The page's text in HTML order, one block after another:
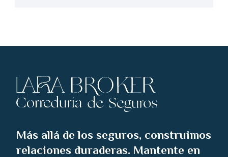
Más allá de los seguros, construimos
relaciones duraderas. Mantente en